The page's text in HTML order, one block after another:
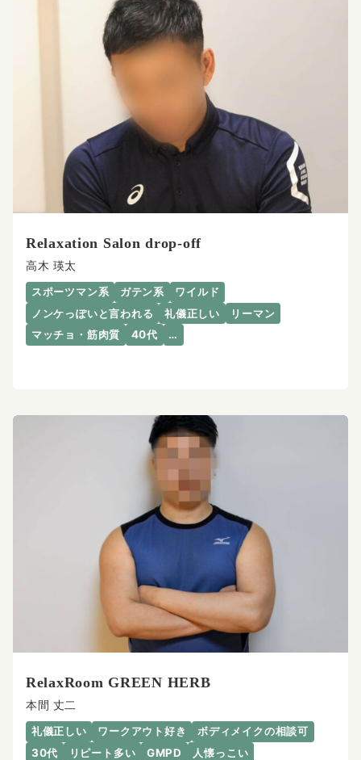
Relaxation Salon drop-off
高木 瑛太
スポーツマン系 ガテン系
ワイルド
ノンケっぽいと言われる
礼儀正しい
リーマン
マッチョ・筋肉質
40代 …
RelaxRoom GREEN HERB
本間 丈二
礼儀正しい ワークアウト好き
ボディメイクの相談可
30代
リピート多い GMPD
人懐っこい